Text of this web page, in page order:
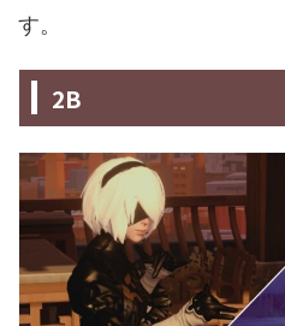
す。
2B